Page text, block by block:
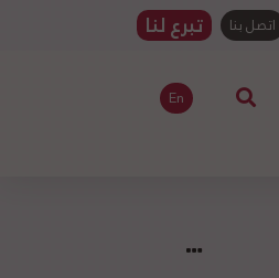
اتصل بنا تبرع لنا
En